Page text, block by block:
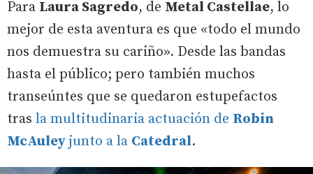
Para Laura Sagredo, de Metal Castellae, lo
mejor de esta aventura es que «todo el mundo
nos demuestra su cariño». Desde las bandas
hasta el público; pero también muchos
transeúntes que se quedaron estupefactos
tras la multitudinaria actuación de Robin
McAuleyjunto a la Catedral.